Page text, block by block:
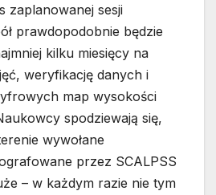
zaplanowanej sesji
prawdopodobnie będzie
kilku miesięcy na
weryfikację danych i
map wysokości
spodziewają się,
wywołane
przez SCALPSS
– w każdym razie nie tym